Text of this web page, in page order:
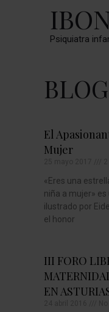
Psiquiatra
BLOG
El
Mujer
«Eres una
niña a mujer»
ilustrado por
el honor
III FORO
EN